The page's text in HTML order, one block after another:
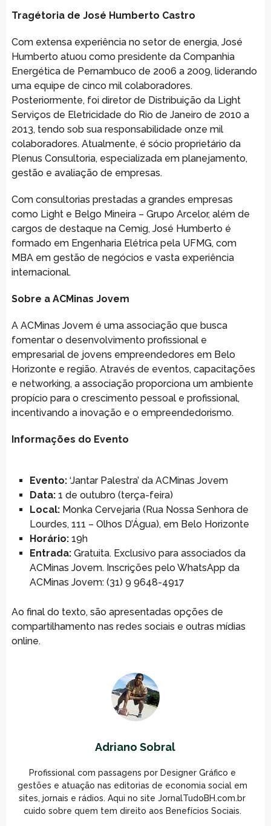
Tragétoria de José Humberto Castro
Com extensa experiência no setor de energia, José
Humberto atuou como presidente da Companhia
Energética de Pernambuco de 2006 a 2009, liderando
uma equipe de cinco mil colaboradores.
Posteriormente, foi diretor de Distribuição da Light
Serviços de Eletricidade do Rio de Janeiro de 2010 a
2013, tendo sob sua responsabilidade onze mil
colaboradores. Atualmente, é sócio proprietário da
Plenus Consultoria, especializada em planejamento,
gestão e avaliação de empresas.
Com consultorias prestadas a grandes empresas
como Light e Belgo Mineira – Grupo Arcelor, além de
cargos de destaque na Cemig, José Humberto é
formado em Engenharia Elétrica pela UFMG, com
MBA em gestão de negócios e vasta experiência
internacional.
Sobre a ACMinas Jovem
A ACMinas Jovem é uma associação que busca
fomentar o desenvolvimento profissional e
empresarial de jovens empreendedores em Belo
Horizonte e região. Através de eventos, capacitações
e networking, a associação proporciona um ambiente
propício para o crescimento pessoal e profissional,
incentivando a inovação e o empreendedorismo.
Informações do Evento
Evento:‘Jantar Palestra’ da ACMinas Jovem
Data:1 de outubro (terça-feira)
Local:Monka Cervejaria (Rua Nossa Senhora de
Lourdes, 111 – Olhos D’Água), em Belo Horizonte
Horário:19h
Entrada:Gratuita. Exclusivo para associados da
ACMinas Jovem. Inscrições pelo WhatsApp da
ACMinas Jovem: (31) 9 9648-4917
Ao final do texto, são apresentadas opções de
compartilhamento nas redes sociais e outras mídias
online.
Adriano Sobral
Profissional com passagens por Designer Gráfico e
gestões e atuação nas editorias de economia social em
sites, jornais e rádios. Aqui no site JornalTudoBH.com.br
cuido sobre quem tem direito aos Benefícios Sociais.